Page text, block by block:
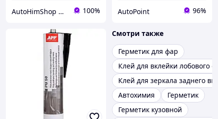
AutoHimShop интернет-магазин автохимии 100% AutoPoint 96%
Смотри также
Герметик для фар
Клей для вклейки лобового
Клей для зеркала заднего
Автохимия
Герметик
Герметик кузовной